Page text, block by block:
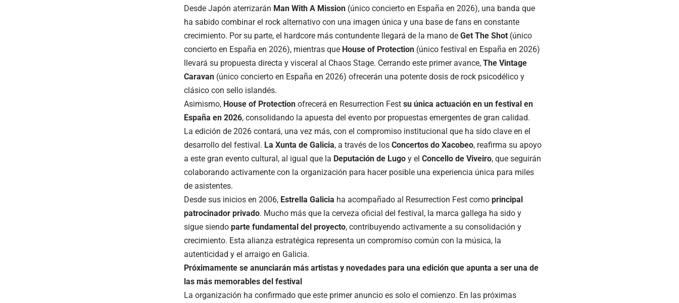
Desde Japón aterrizarán Man With A Mission (único concierto en España en 2026), una banda que
ha sabido combinar el rock alternativo con una imagen única y una base de fans en constante
crecimiento. Por su parte, el hardcore más contundente llegará de la mano de Get The Shot (único
concierto en España en 2026), mientras que House of Protection (único festival en España en 2026)
llevará su propuesta directa y visceral al Chaos Stage. Cerrando este primer avance, The Vintage
Caravan (único concierto en España en 2026) ofrecerán una potente dosis de rock psicodélico y
clásico con sello islandés.
Asimismo, House of Protection ofrecerá en Resurrection Fest su única actuación en un festival en
España en 2026, consolidando la apuesta del evento por propuestas emergentes de gran calidad.
La edición de 2026 contará, una vez más, con el compromiso institucional que ha sido clave en el
desarrollo del festival. La Xunta de Galicia, a través de los Concertos do Xacobeo, reafirma su apoyo
a este gran evento cultural, al igual que la Deputación de Lugo y el Concello de Viveiro, que seguirán
colaborando activamente con la organización para hacer posible una experiencia única para miles
de asistentes.
Desde sus inicios en 2006, Estrella Galicia ha acompañado al Resurrection Fest como principal
patrocinador privado. Mucho más que la cerveza oficial del festival, la marca gallega ha sido y
sigue siendo parte fundamental del proyecto, contribuyendo activamente a su consolidación y
crecimiento. Esta alianza estratégica representa un compromiso común con la música, la
autenticidad y el arraigo en Galicia.
Próximamente se anunciarán más artistas y novedades para una edición que apunta a ser una de
las más memorables del festival
La organización ha confirmado que este primer anuncio es solo el comienzo. En las próximas